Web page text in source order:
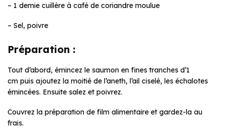
– 1 demie cuillère à café de coriandre moulue
– Sel, poivre
Préparation :
Tout d’abord, émincez le saumon en fines tranches d’1
cm puis ajoutez la moitié de l’aneth, l’ail ciselé, les échalotes
émincées. Ensuite salez et poivrez.
Couvrez la préparation de film alimentaire et gardez-la au
frais.